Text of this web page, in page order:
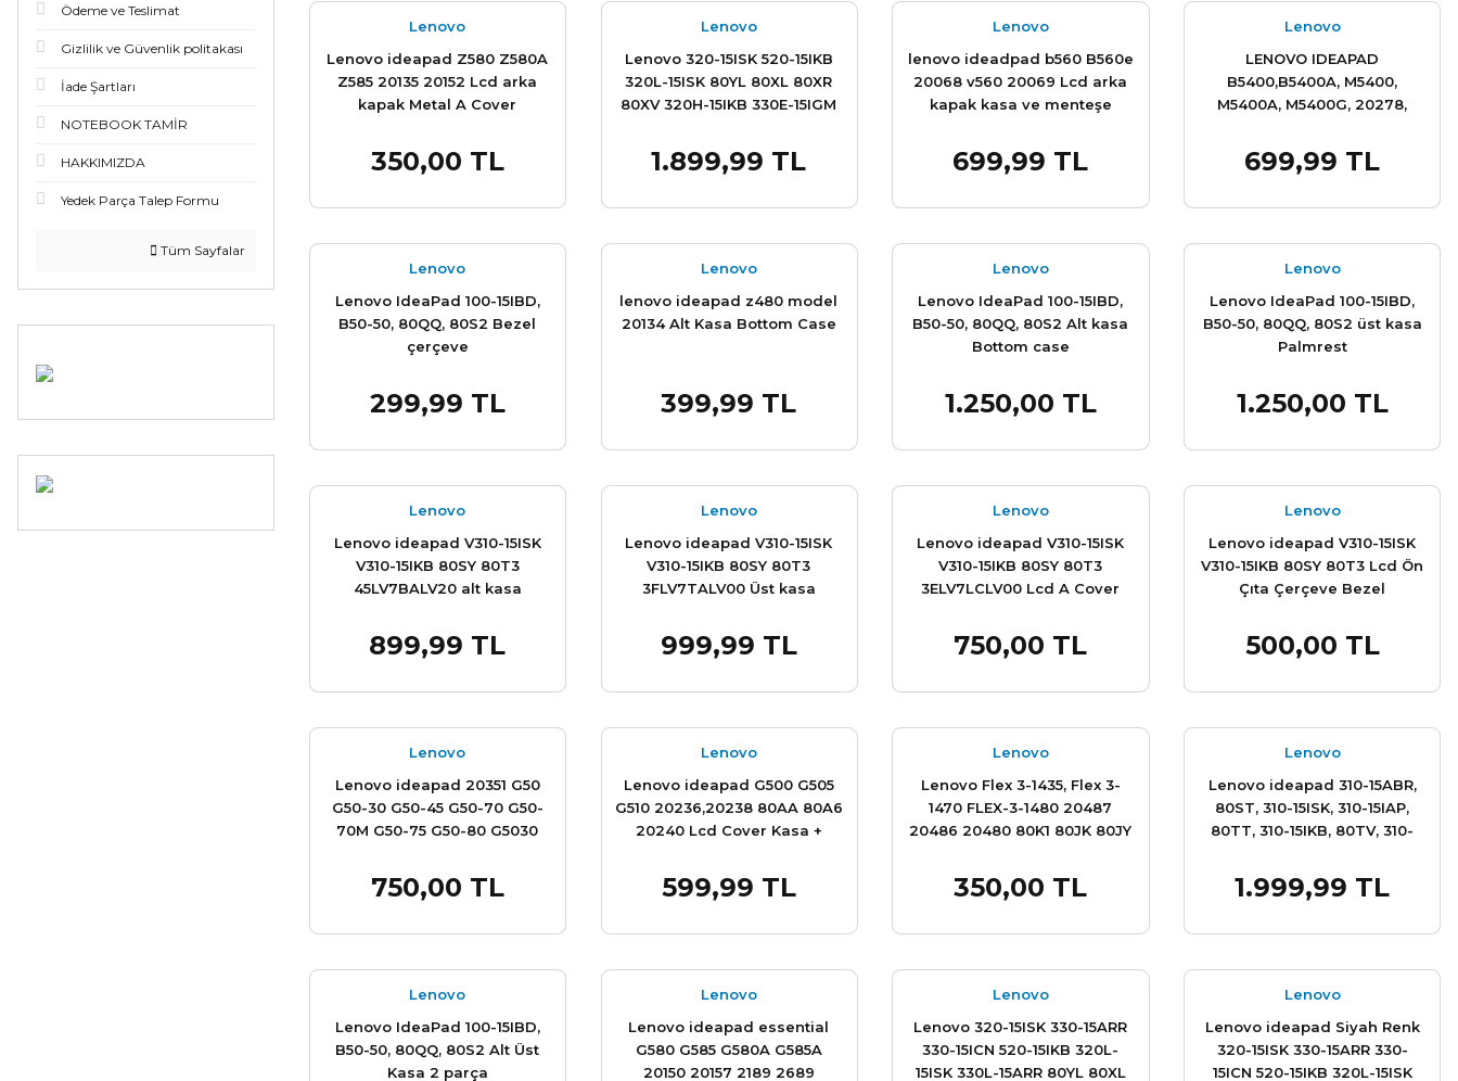
Ödeme ve Teslimat
Gizlilik ve Güvenlik politakası
İade Şartları
NOTEBOOK TAMİR
HAKKIMIZDA
Yedek Parça Talep Formu
Tüm Sayfalar
Lenovo
Lenovo ideapad Z580 Z580A
Z585 20135 20152 Lcd arka
kapak Metal A Cover
350,00 TL
Sepete Ekle
Lenovo
Lenovo 320-15ISK 520-15IKB
320L-15ISK 80YL 80XL 80XR
80XV 320H-15IKB 330E-15IGM
15ICN 80XH 80XJ 330R-15IKB
320-15IKB 320-15ABR 330-
1.899,99 TL
Sepete Ekle
Lenovo
lenovo ideadpad b560 B560e
20068 v560 20069 Lcd arka
kapak kasa ve menteşe
699,99 TL
Sepete Ekle
Lenovo
LENOVO IDEAPAD
B5400,B5400A, M5400,
M5400A, M5400G, 20278,
80B5 Alt kasa Bottom case
699,99 TL
Sepete Ekle
Lenovo
Lenovo IdeaPad 100-15IBD,
B50-50, 80QQ, 80S2 Bezel
çerçeve
299,99 TL
Sepete Ekle
Lenovo
lenovo ideapad z480 model
20134 Alt Kasa Bottom Case
399,99 TL
Sepete Ekle
Lenovo
Lenovo IdeaPad 100-15IBD,
B50-50, 80QQ, 80S2 Alt kasa
Bottom case
1.250,00 TL
Sepete Ekle
Lenovo
Lenovo IdeaPad 100-15IBD,
B50-50, 80QQ, 80S2 üst kasa
Palmrest
1.250,00 TL
Sepete Ekle
Lenovo
Lenovo ideapad V310-15ISK
V310-15IKB 80SY 80T3
45LV7BALV20 alt kasa
899,99 TL
Sepete Ekle
Lenovo
Lenovo ideapad V310-15ISK
V310-15IKB 80SY 80T3
3FLV7TALV00 Üst kasa
Kasası
999,99 TL
Sepete Ekle
Lenovo
Lenovo ideapad V310-15ISK
V310-15IKB 80SY 80T3
3ELV7LCLV00 Lcd A Cover
750,00 TL
Sepete Ekle
Lenovo
Lenovo ideapad V310-15ISK
V310-15IKB 80SY 80T3 Lcd Ön
Çıta Çerçeve Bezel
500,00 TL
Sepete Ekle
Lenovo
Lenovo ideapad 20351 G50
G50-30 G50-45 G50-70 G50-
70M G50-75 G50-80 G5030
70 Z50-75 20354 80J1 80MQ
80DY 20523, 20642 80E5,
80KC 20371 lcd Cover Arka
Kapak Ön çerçeve Takım
750,00 TL
Sepete Ekle
Lenovo
Lenovo ideapad G500 G505
G510 20236,20238 80AA 80A6
20240 Lcd Cover Kasa +
599,99 TL
Sepete Ekle
Lenovo
Lenovo Flex 3-1435, Flex 3-
1470 FLEX-3-1480 20487
20486 20480 80K1 80JK 80JY
Yoga 500-14ACL Yoga 500-
14IHW YOGA 500-14ISK 20584
80NA 80R5 80RL Alt Kasa
350,00 TL
Sepete Ekle
Lenovo
Lenovo ideapad 310-15ABR,
80ST, 310-15ISK, 310-15IAP,
80TT, 310-15IKB, 80TV, 310-
AP10T000700, 5CD0135822,
AP10T000C00, 510-15ISK,
1.999,99 TL
Sepete Ekle
Lenovo
Lenovo IdeaPad 100-15IBD,
B50-50, 80QQ, 80S2 Alt Üst
Kasa 2 parça
Lenovo
Lenovo ideapad essential
G580 G585 G580A G585A
20150 20157 2189 2689
Lenovo
Lenovo 320-15ISK 330-15ARR
330-15ICN 520-15IKB 320L-
15ISK 330L-15ARR 80YL 80XL
Lenovo
Lenovo ideapad Siyah Renk
320-15ISK 330-15ARR 330-
15ICN 520-15IKB 320L-15ISK